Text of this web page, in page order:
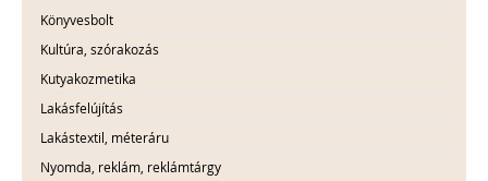
Könyvesbolt
Kultúra, szórakozás
Kutyakozmetika
Lakásfelújítás
Lakástextil, méteráru
Nyomda, reklám, reklámtárgy